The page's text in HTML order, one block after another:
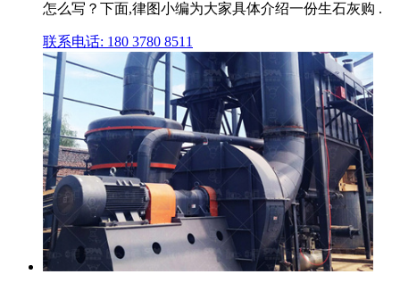
怎么写？下面,律图小编为大家具体介绍一份生石灰购 .
联系电话: 180 3780 8511